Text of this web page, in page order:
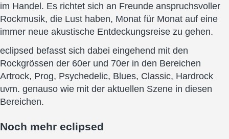
im Handel. Es richtet sich an Freunde anspruchsvoller
Rockmusik, die Lust haben, Monat für Monat auf eine
immer neue akustische Entdeckungsreise zu gehen.
eclipsed befasst sich dabei eingehend mit den
Rockgrössen der 60er und 70er in den Bereichen
Artrock, Prog, Psychedelic, Blues, Classic, Hardrock
uvm. genauso wie mit der aktuellen Szene in diesen
Bereichen.
Noch mehr eclipsed